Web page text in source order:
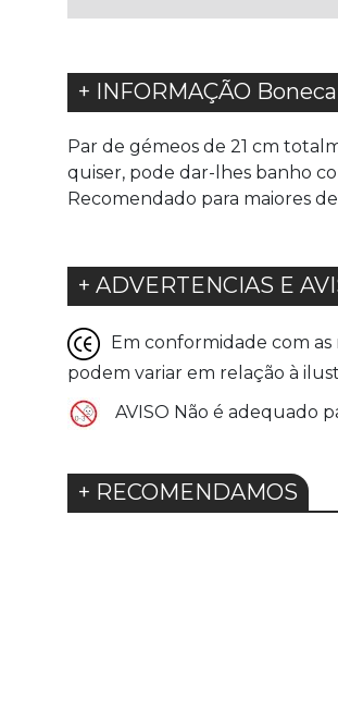
DESEJOS
+ INFORMAÇÃO
Par de gémeos de 21 cm
quiser, pode dar-lhes banho
Recomendado para maiores de
+ ADVERTENCIAS E
Em conformidade com
podem variar em relação à
AVISO Não é adequado
+ RECOMENDAMOS